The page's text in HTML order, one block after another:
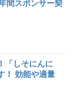
間スポンサー契
「しそにんに
！ 効能や適量